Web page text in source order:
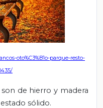
oto%C3%B1o-parque-resto-
de hierro y madera
sólido.